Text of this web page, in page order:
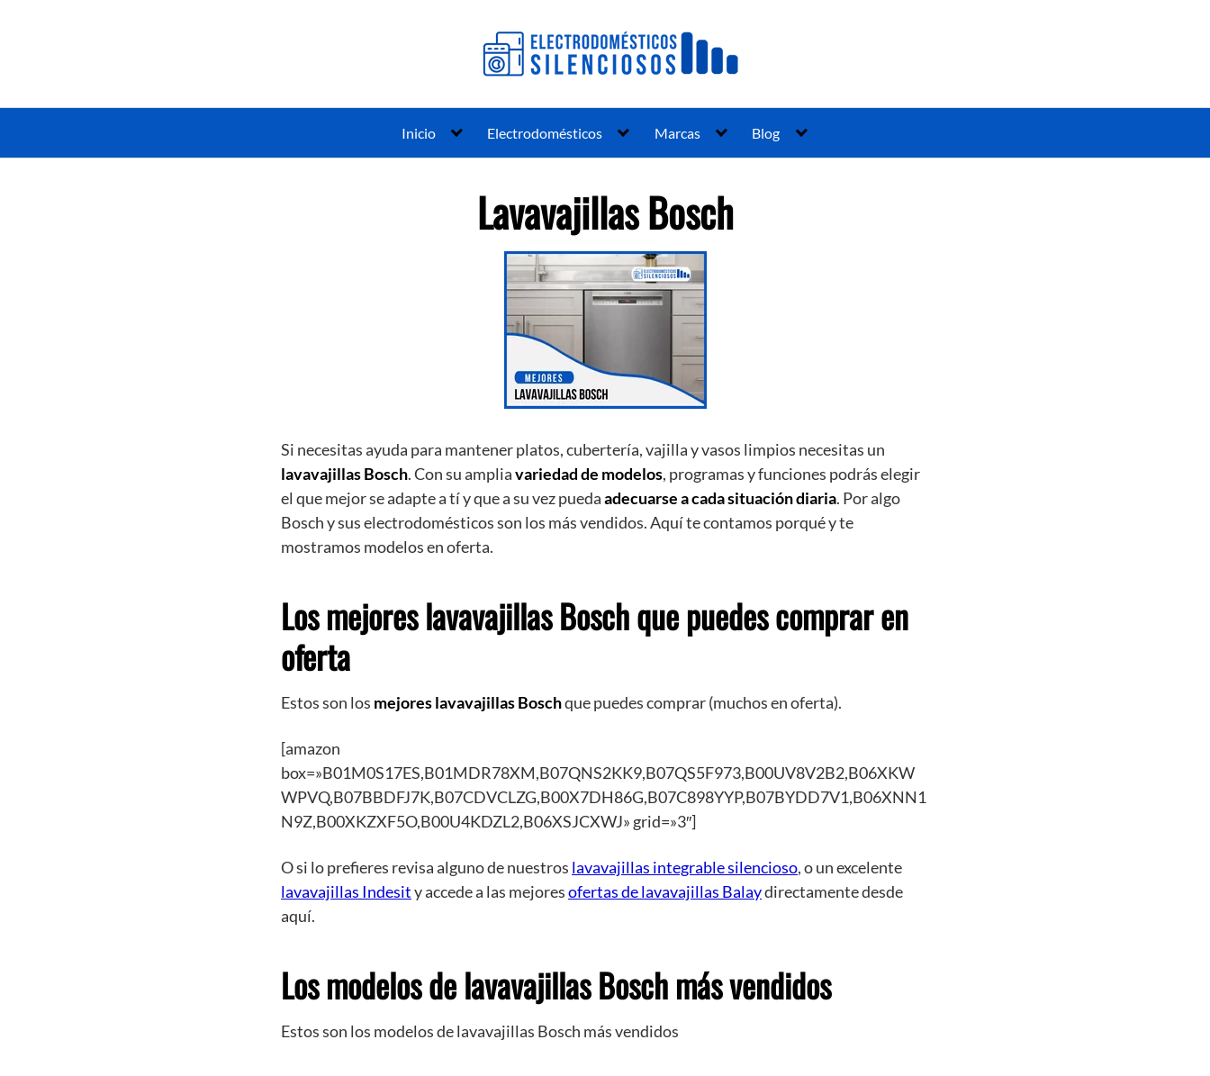
Inicio Electrodomésticos Marcas Blog
Lavavajillas Bosch
Si necesitas ayuda para mantener platos, cubertería, vajilla y vasos limpios necesitas un
lavavajillas Bosch. Con su ampliavariedad de modelos, programas y funciones podrás elegir
el que mejor se adapte a tí y que a su vez puedaadecuarse a cada situación diaria. Por algo
Bosch y sus electrodomésticos son los más vendidos. Aquí te contamos porqué y te
mostramos modelos en oferta.
Los mejores lavavajillas Bosch que puedes comprar en
oferta
Estos son los mejores lavavajillas Boschque puedes comprar (muchos en oferta).
[amazon
box=»B01M0S17ES,B01MDR78XM,B07QNS2KK9,B07QS5F973,B00UV8V2B2,B06XKW
WPVQ,B07BBDFJ7K,B07CDVCLZG,B00X7DH86G,B07C898YYP,B07BYDD7V1,B06XNN1
N9Z,B00XKZXF5O,B00U4KDZL2,B06XSJCXWJ» grid=»3″]
O si lo prefieres revisa alguno de nuestros lavavajillas integrable silencioso, o un excelente
lavavajillas Indesity accede a las mejoresofertas de lavavajillas Balaydirectamente desde
aquí.
Los modelos de lavavajillas Bosch más vendidos
Estos son los modelos de lavavajillas Bosch más vendidos